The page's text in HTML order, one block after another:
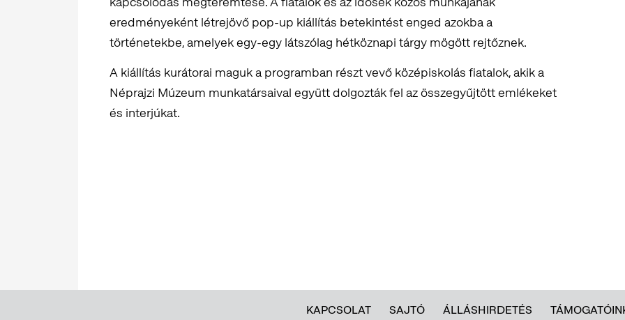
eredményeként létrejövő pop-up kiállítás betekintést enged azokba a
történetekbe, amelyek egy-egy látszólag hétköznapi tárgy mögött rejtőznek.
A kiállítás kurátorai maguk a programban részt vevő középiskolás fiatalok, akik a
Néprajzi Múzeum munkatársaival együtt dolgozták fel az összegyűjtött emlékeket
és interjúkat.
KAPCSOLAT SAJTÓ ÁLLÁSHIRDETÉS